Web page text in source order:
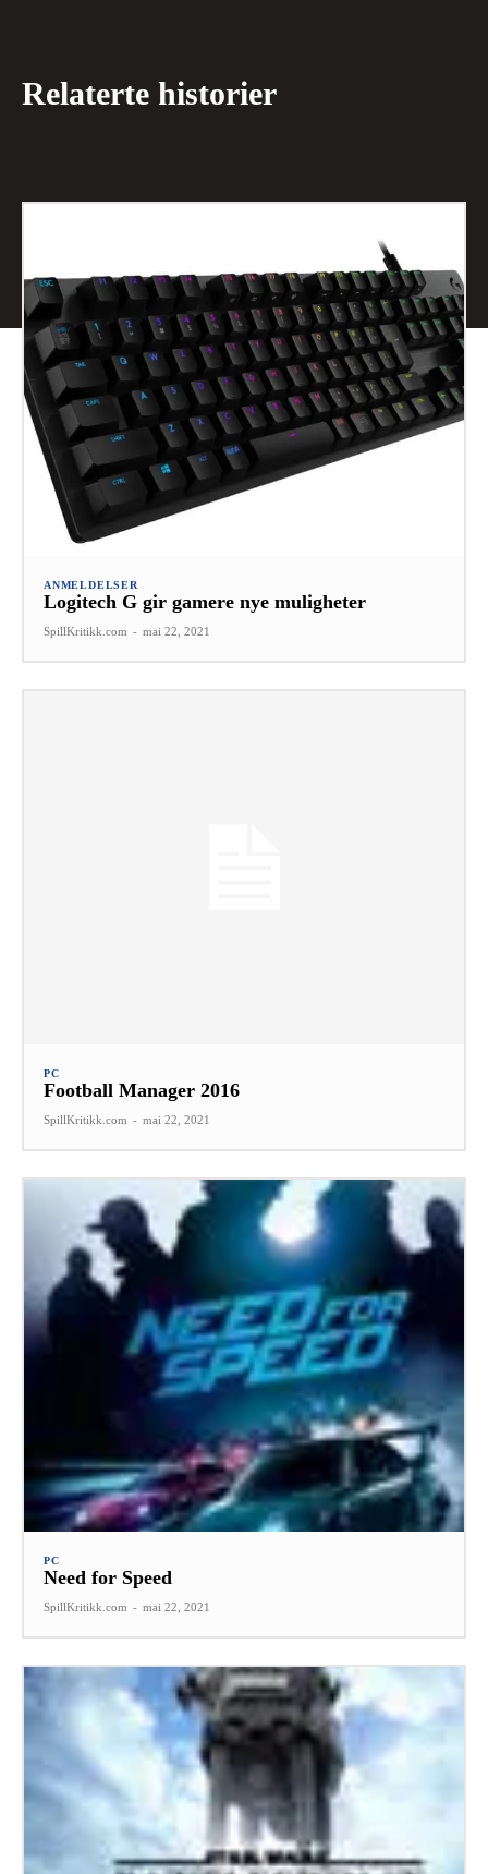
Relaterte historier
ANMELDELSER
Logitech G gir gamere nye muligheter
SpillKritikk.com - mai 22, 2021
PC
Football Manager 2016
SpillKritikk.com - mai 22, 2021
PC
Need for Speed
SpillKritikk.com - mai 22, 2021